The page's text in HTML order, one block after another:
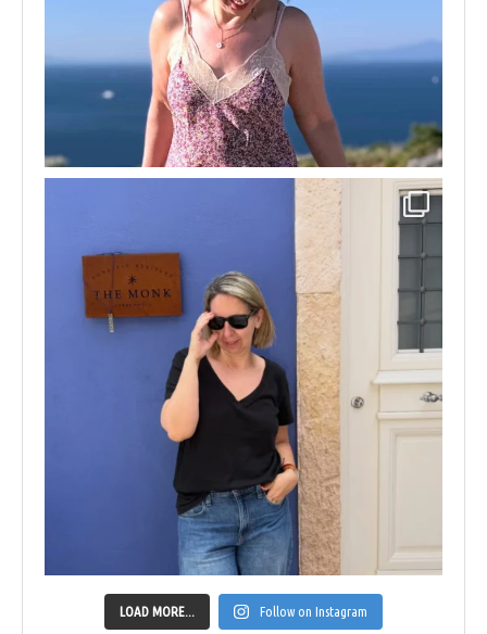
LOAD MORE... Follow on Instagram